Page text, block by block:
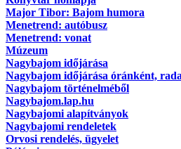
Major Tibor: Bajom humora
Menetrend: autóbusz
Menetrend: vonat
Múzeum
Nagybajom időjárása
Nagybajom időjárása óránként,
Nagybajom történelméből
Nagybajom.lap.hu
Nagybajomi alapítványok
Nagybajomi rendeletek
Orvosi rendelés, ügyelet